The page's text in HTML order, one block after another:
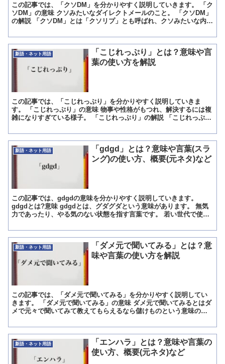
この記事では、「クソDM」を分かりやすく説明していきます。 「ク
ソDM」の意味 クソみたいなダイレクトメールのこと。 「クソDM」
の解説 「クソDM」とは「クソリプ」とも呼ばれ、クソみたいな内容
新語・ネット用語
「こじれっぷり」とは？意味や言
葉の使い方を解説
この記事では、「こじれっぷり」を分かりやすく説明していきま
す。 「こじれっぷり」の意味 物事や性格がもつれ、解決するには複
雑になりすぎている様子。 「こじれっぷり」の解説 「こじれっぷ
新語・ネット用語
「gdgd」とは？意味や言葉(スラ
ング)の使い方、概要(元ネタ)など
この記事では、gdgdの意味を分かりやすく説明していきます。
gdgdとは?意味 gdgdとは、グダグダという意味があります。 無気
力であったり、やる気のない状態を指す言葉です。 若い世代で使わ
新語・ネット用語
「ダメ元で聞いてみる」とは？意
味や言葉の使い方を解説
この記事では、「ダメ元で聞いてみる」を分かりやすく説明してい
きます。 「ダメ元で聞いてみる」の意味 ダメ元で聞いてみるとはダ
メで元々で聞いてみて教えてもらえるなら儲けものという意味の言
新語・ネット用語
「エンハラ」とは？意味や言葉の
使い方、概要(元ネタ)など